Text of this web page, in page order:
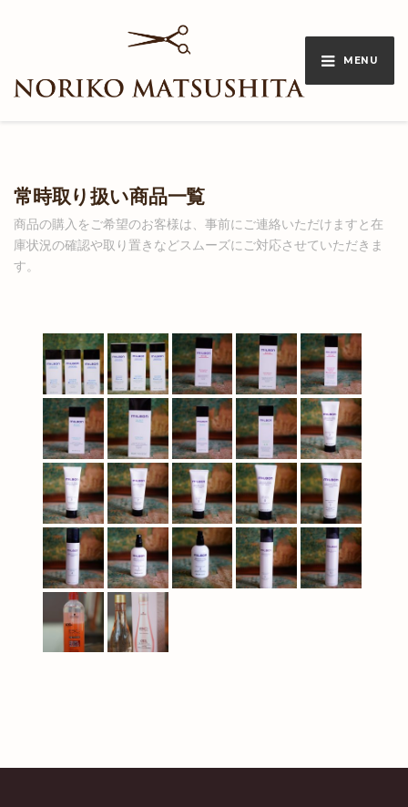
MENU
常時取り扱い商品一覧
商品の購入をご希望のお客様は、事前にご連絡いただけますと在
庫状況の確認や取り置きなどスムーズにご対応させていただきま
す。